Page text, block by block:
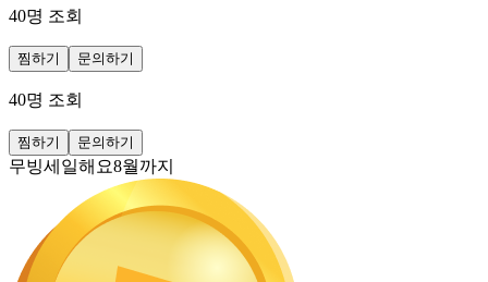
40명 조회
찜하기 문의하기
40명 조회
찜하기 문의하기
무빙세일해요8월까지